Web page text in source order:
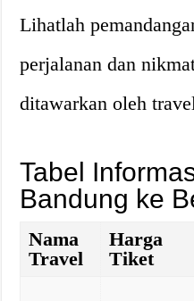
Lihatlah
perjalanan dan
ditawarkan oleh
Tabel
Bandung ke
Nama
Travel
Harga
Tiket